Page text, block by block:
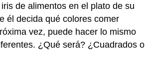
de alimentos en el plato de su
él decida qué colores comer
vez, puede hacer lo mismo
¿Qué será? ¿Cuadrados o